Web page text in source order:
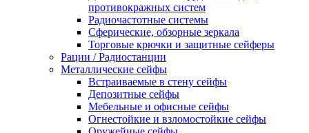
противокражных систем
Радиочастотные системы
Сферические, обзорные зеркала
Торговые крючки и защитные сейферы
Рации / Радиостанции
Металлические сейфы
Встраиваемые в стену сейфы
Депозитные сейфы
Мебельные и офисные сейфы
Огнестойкие и взломостойкие сейфы